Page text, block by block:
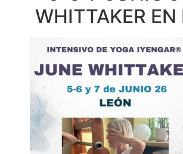
WHITTAKER EN